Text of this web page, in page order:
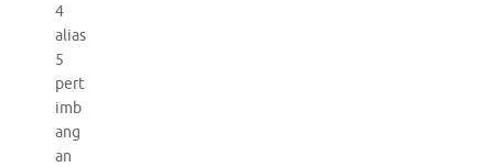
4
alias
5
pert
imb
ang
an